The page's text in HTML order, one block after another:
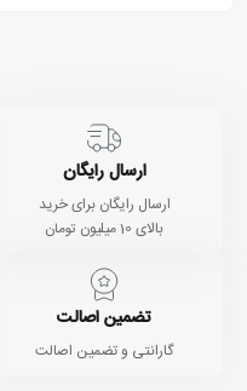
ارسال رایگان
ارسال رایگان برای خرید
بالای 10 میلیون تومان
تضمین اصالت
گارانتی و تضمین اصالت